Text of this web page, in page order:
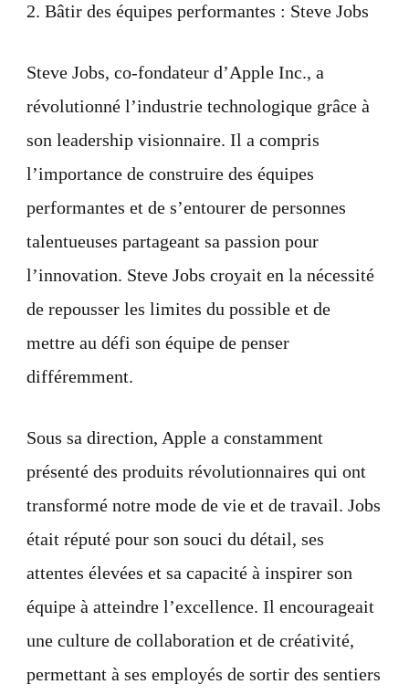
2. Bâtir des équipes performantes : Steve Jobs
Steve Jobs, co-fondateur d’Apple Inc., a
révolutionné l’industrie technologique grâce à
son leadership visionnaire. Il a compris
l’importance de construire des équipes
performantes et de s’entourer de personnes
talentueuses partageant sa passion pour
l’innovation. Steve Jobs croyait en la nécessité
de repousser les limites du possible et de
mettre au défi son équipe de penser
différemment.
Sous sa direction, Apple a constamment
présenté des produits révolutionnaires qui ont
transformé notre mode de vie et de travail. Jobs
était réputé pour son souci du détail, ses
attentes élevées et sa capacité à inspirer son
équipe à atteindre l’excellence. Il encourageait
une culture de collaboration et de créativité,
permettant à ses employés de sortir des sentiers